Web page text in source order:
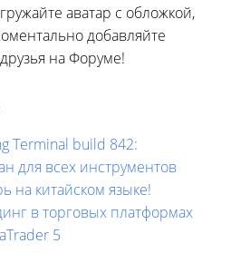
аватар с обложкой,
добавляйте
на Форуме!
Terminal build 842:
для всех инструментов
на китайском языке!
в торговых платформах
5